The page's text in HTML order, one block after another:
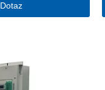
Dotaz